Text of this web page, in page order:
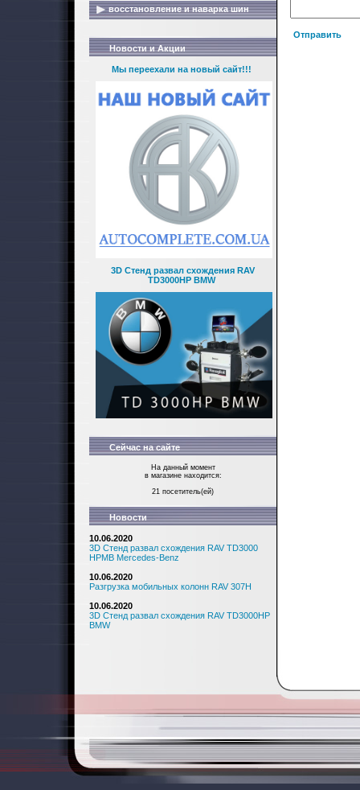
восстановление и наварка шин
Новости и Акции
Мы переехали на новый сайт!!!
3D Стенд развал схождения RAV
TD3000HP BMW
Сейчас на сайте
На данный момент
в магазине находится:
21 посетитель(ей)
Новости
10.06.2020
3D Стенд развал схождения RAV TD3000
HPMB Mercedes-Benz
10.06.2020
Разгрузка мобильных колонн RAV 307H
10.06.2020
3D Стенд развал схождения RAV TD3000HP
BMW
Отправить